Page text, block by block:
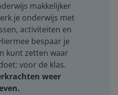
makkelijker
je onderwijs met
activiteiten en
bespaar je
kunt zetten waar
voor de klas.
weer